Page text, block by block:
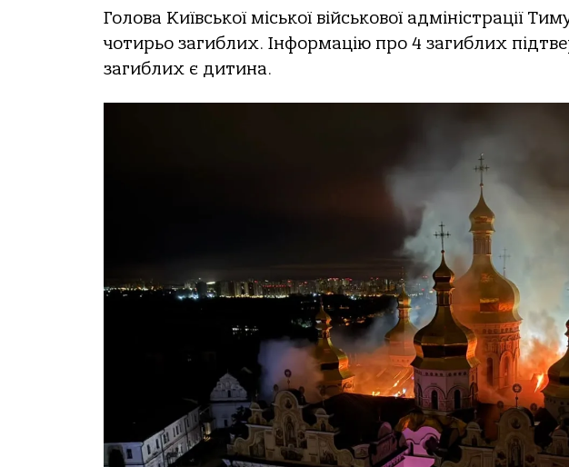
Голова Київської міської військової адміністрації
чотирьо загиблих. Інформацію про 4 загиблих
загиблих є дитина.